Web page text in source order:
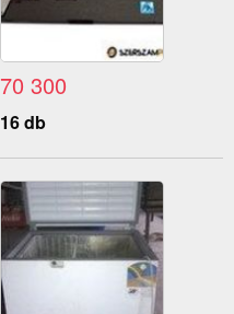
70 300
16 db